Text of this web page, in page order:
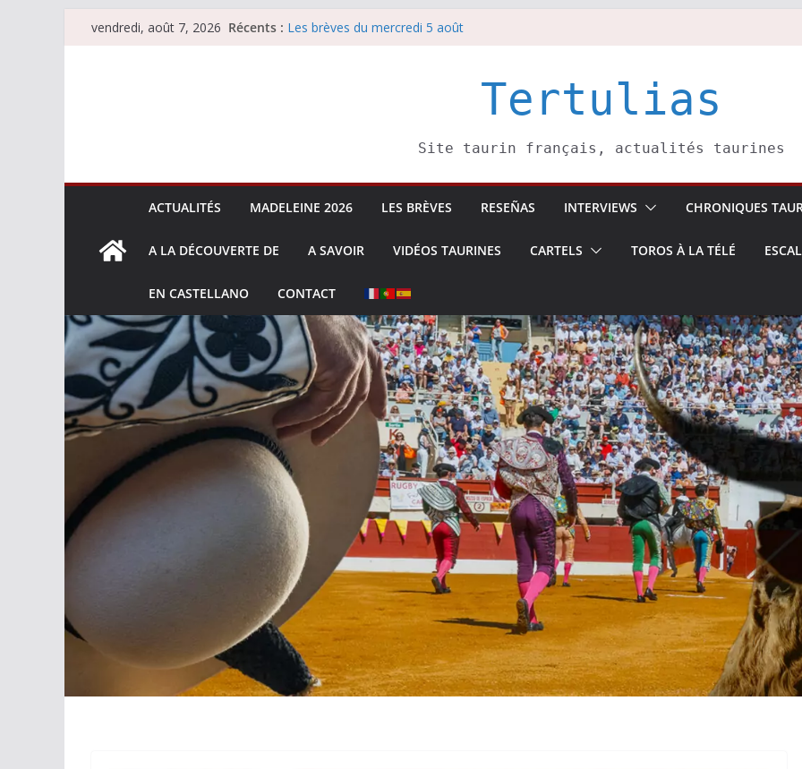
Passervendredi, août 7, 2026 Récents : Les brèves du mercredi 5 août
Tertulias
Site taurin français, actualités taurines
ACTUALITÉS MADELEINE 2026 LES BRÈVES RESEÑAS INTERVIEWS CHRONIQUES
A LA DÉCOUVERTE DE A SAVOIR VIDÉOS TAURINES CARTELS TOROS À LA TÉLÉ
EN CASTELLANO CONTACT